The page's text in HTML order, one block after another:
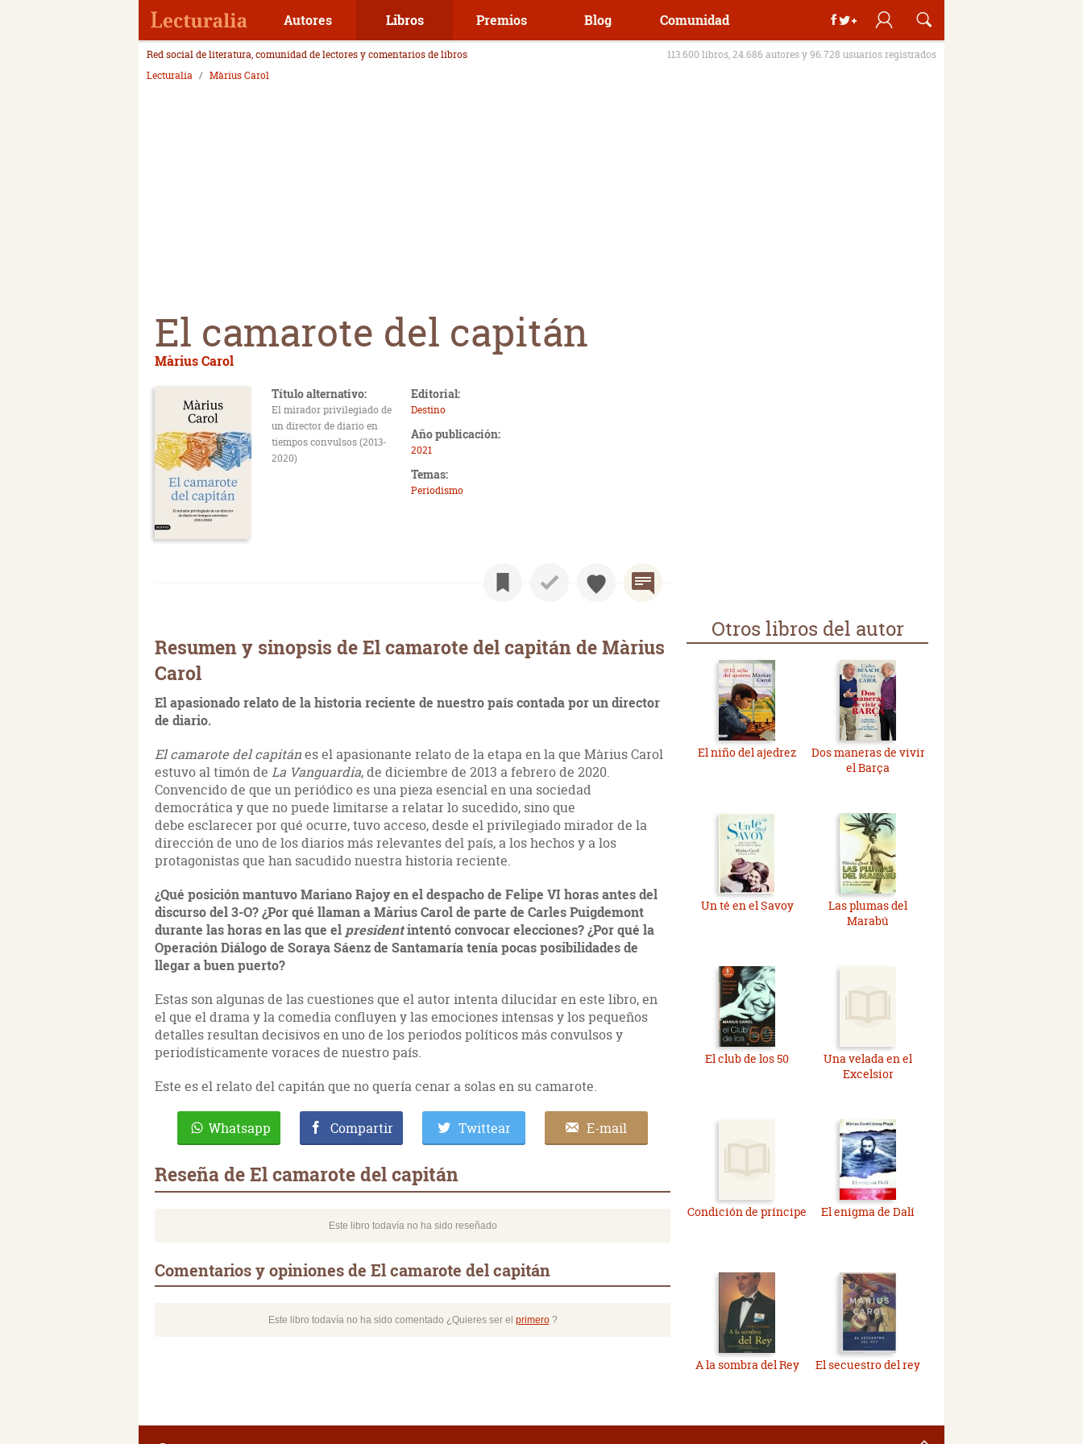
Autores Libros Premios Blog Comunidad
Red social de literatura, comunidad de lectores y comentarios de libros
113.600 libros, 24.686 autores y 96.728 usuarios registrados
Lecturalia
Màrius Carol
El camarote del capitán
Màrius Carol
Título alternativo:
El mirador privilegiado de
un director de diario en
tiempos convulsos (2013-
2020)
Editorial:
Destino
Año publicación:
2021
Temas:
Periodismo
Resumen y sinopsis de El camarote del capitán de Màrius
Carol
El apasionado relato de la historia reciente de nuestro país contada por un director
de diario.
El camarote del capitánes el apasionante relato de la etapa en la que Màrius Carol
estuvo al timón de La Vanguardia, de diciembre de 2013 a febrero de 2020.
Convencido de que un periódico es una pieza esencial en una sociedad
democrática y que no puede limitarse a relatar lo sucedido, sino que
debe esclarecer por qué ocurre, tuvo acceso, desde el privilegiado mirador de la
dirección de uno de los diarios más relevantes del país, a los hechos y a los
protagonistas que han sacudido nuestra historia reciente.
¿Qué posición mantuvo Mariano Rajoy en el despacho de Felipe VI horas antes del
discurso del 3-O? ¿Por qué llaman a Màrius Carol de parte de Carles Puigdemont
durante las horas en las que el presidentintentó convocar elecciones? ¿Por qué la
Operación Diálogo de Soraya Sáenz de Santamaría tenía pocas posibilidades de
llegar a buen puerto?
Estas son algunas de las cuestiones que el autor intenta dilucidar en este libro, en
el que el drama y la comedia confluyen y las emociones intensas y los pequeños
detalles resultan decisivos en uno de los periodos políticos más convulsos y
periodísticamente voraces de nuestro país.
Este es el relato del capitán que no quería cenar a solas en su camarote.
Whatsapp Compartir Twittear E-mail
Reseña de El camarote del capitán
Este libro todavía no ha sido reseñado
Comentarios y opiniones de El camarote del capitán
Este libro todavía no ha sido comentado ¿Quieres ser el primero?
Otros libros del autor
El niño del ajedrez
Dos maneras de vivir
el Barça
Un té en el Savoy
Las plumas del
Marabú
El club de los 50
Una velada en el
Excelsior
Condición de príncipe El enigma de Dalí
A la sombra del Rey El secuestro del rey